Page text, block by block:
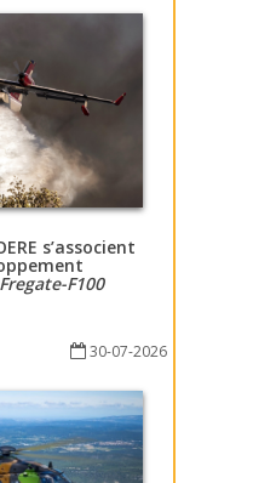
s’associent
Fregate-F100
30-07-2026